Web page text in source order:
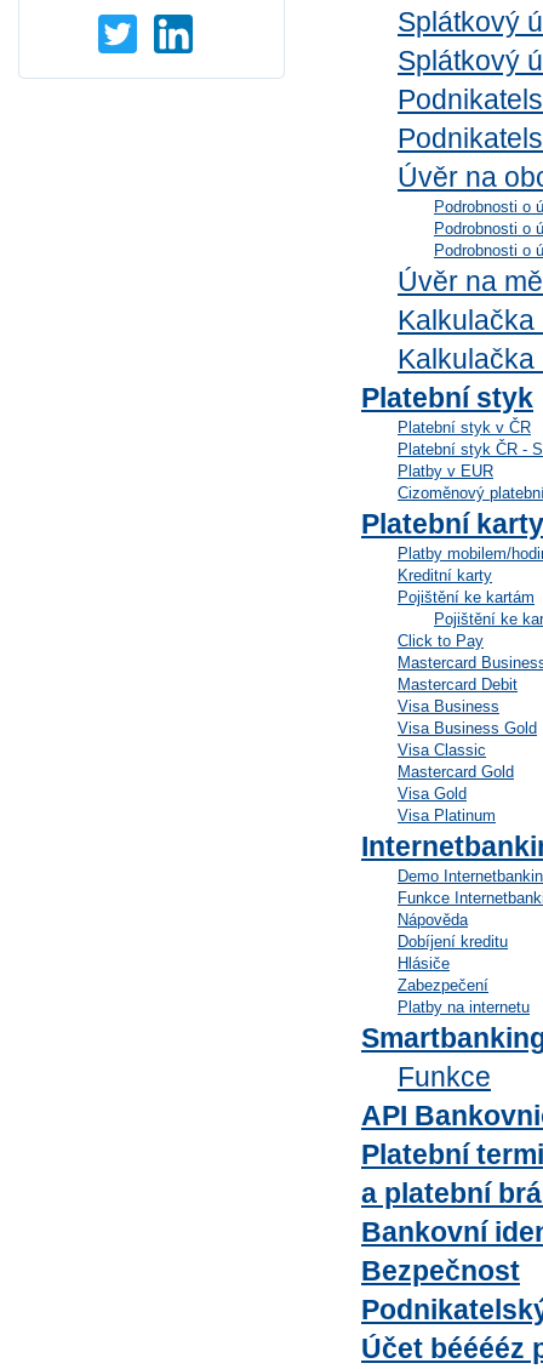
Splátkový
Splátkový
Úvěr na
Podrobnosti o
Podrobnosti o
Podrobnosti o
Úvěr na
Kalkulačka
Platební styk
Platební styk v ČR
Platební styk ČR -
Platby v EUR
Cizoměnový
Platební karty
Platby mobilem/
Kreditní karty
Pojištění ke kartám
Pojištění ke
Click to Pay
Mastercard
Mastercard Debit
Visa Business
Visa Business Gold
Visa Classic
Mastercard Gold
Visa Gold
Visa Platinum
Demo
Funkce
Nápověda
Dobíjení kreditu
Hlásiče
Zabezpečení
Platby na internetu
Funkce
API
Platební
a platební
Bankovní
Bezpečnost
Účet bééééz